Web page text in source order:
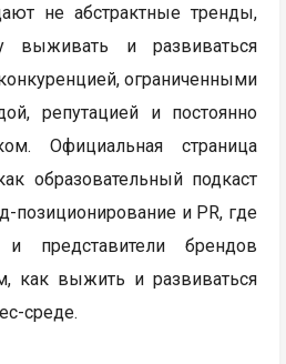
не абстрактные тренды,
выживать и развиваться
ограниченными
репутацией и постоянно
Официальная страница
образовательный подкаст
позиционирование и PR, где
и представители брендов
как выжить и развиваться
среде.